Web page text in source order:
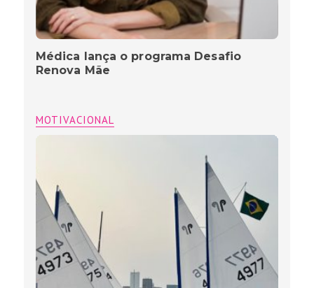
Médica lança o programa Desafio
Renova Mãe
MOTIVACIONAL